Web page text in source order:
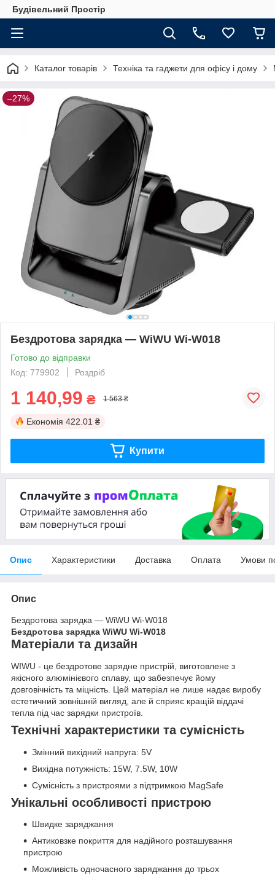
Будівельний Простір
Каталог товарів Техніка та гаджети для офісу і дому
–27%
Бездротова зарядка — WiWU Wi-W018
Готово до відправки
Код: 779902
Роздріб
1 140,99 ₴ 1 563 ₴
Економія 422.01 ₴
Купити
Опис Характеристики Доставка Оплата Умови
Опис
Бездротова зарядка — WiWU Wi-W018
Бездротова зарядка WiWU Wi-W018
Матеріали та дизайн
WIWU - це бездротове зарядне пристрій, виготовлене з
якісного алюмінієвого сплаву, що забезпечує йому
довговічність та міцність. Цей матеріал не лише надає виробу
естетичний зовнішній вигляд, але й сприяє кращій віддачі
тепла під час зарядки пристроїв.
Технічні характеристики та сумісність
Змінний вихідний напруга: 5V
Вихідна потужність: 15W, 7.5W, 10W
Сумісність з пристроями з підтримкою MagSafe
Унікальні особливості пристрою
Швидке заряджання
Антиковзке покриття для надійного розташування
пристрою
Можливість одночасного заряджання до трьох